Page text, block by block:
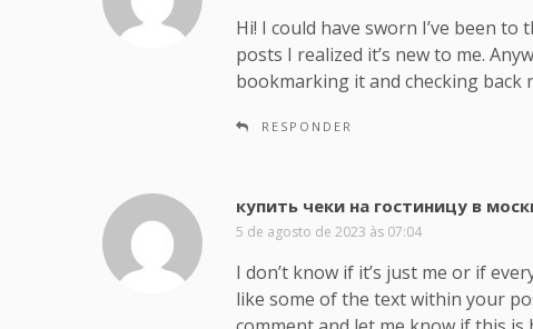
Hi! I could have sworn I’ve been
posts I realized it’s new to me.
bookmarking it and checking back
RESPONDER
купить чеки на гостиницу в
5 de agosto de 2023 às 07:04
I don’t know if it’s just me or if
like some of the text within your